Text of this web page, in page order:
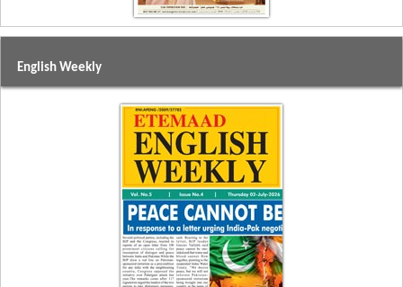
English Weekly